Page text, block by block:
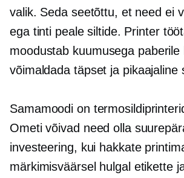
valik. Seda seetõttu, et need ei
ega tinti peale siltide. Printer
moodustab kuumusega paberile
võimaldada täpset ja pikaajaline
Samamoodi on
Ometi võivad need olla
investeering, kui hakkate
märkimisväärsel hulgal etikette